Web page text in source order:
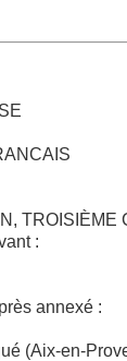
TROISIÈME
:
annexé :
(Aix-en-